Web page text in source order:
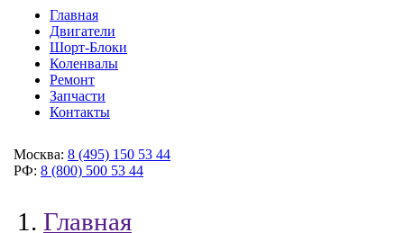
Главная
Двигатели
Шорт-Блоки
Коленвалы
Ремонт
Запчасти
Контакты
Москва: 8 (495) 150 53 44
РФ: 8 (800) 500 53 44
Главная